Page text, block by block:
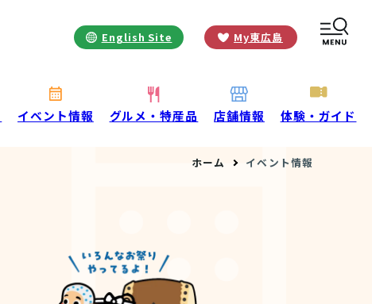
English Site My東広島
イベント情報 グルメ・特産品 店舗情報 体験・ガイド
ホーム イベント情報
お役立ち情報
お知らせ
酒蔵営業時間
観光マップダウンロード